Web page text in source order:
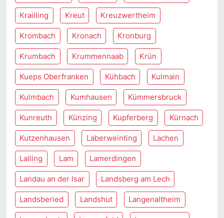
Krailling Kreut Kreuzwertheim
Krombach Kronach Kronburg
Krumbach Krummennaab Krün
Kueps Oberfranken Kühbach Kulmain
Kulmbach Kumhausen Kümmersbruck
Kunreuth Künzing Kupferberg Kürnach
Kutzenhausen Laberweinting Lachen
Lalling Lam Lamerdingen
Landau an der Isar Landsberg am Lech
Landsberied Landshut Langenaltheim